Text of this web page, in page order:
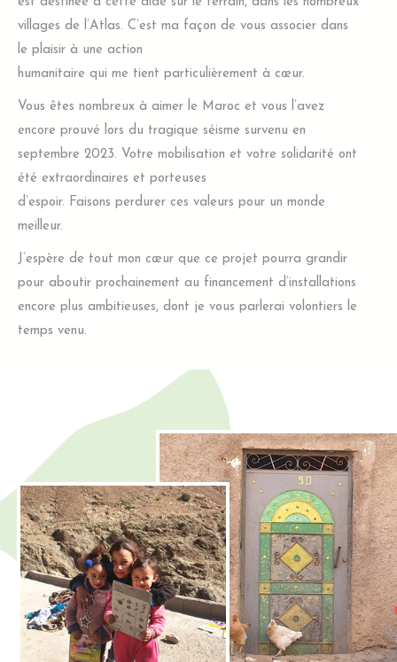
villages de l’Atlas. C’est ma façon de vous associer dans
le plaisir à une action
humanitaire qui me tient particulièrement à cœur.
Vous êtes nombreux à aimer le Maroc et vous l’avez
encore prouvé lors du tragique séisme survenu en
septembre 2023. Votre mobilisation et votre solidarité ont
été extraordinaires et porteuses
d’espoir. Faisons perdurer ces valeurs pour un monde
meilleur.
J’espère de tout mon cœur que ce projet pourra grandir
pour aboutir prochainement au financement d’installations
encore plus ambitieuses, dont je vous parlerai volontiers le
temps venu.